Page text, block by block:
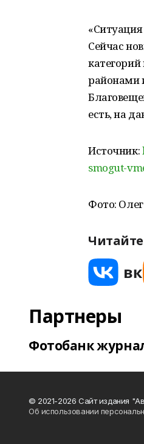
Сейчас
районами
есть, на
Источник:
smogut-
Фото:
Партнеры
Фотобанк
© 2021-2026 Сайт издания
Об использовании